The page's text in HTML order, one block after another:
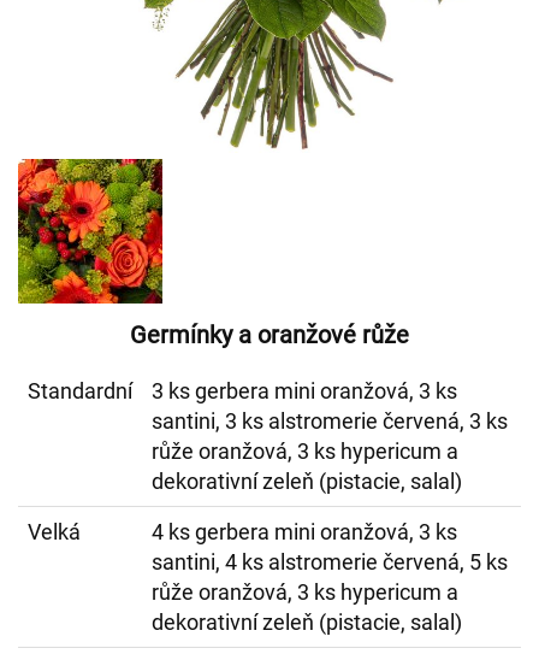
Germínky a oranžové růže
Standardní
3 ks gerbera mini oranžová, 3 ks
santini, 3 ks alstromerie červená, 3 ks
růže oranžová, 3 ks hypericum a
dekorativní zeleň (pistacie, salal)
Velká
4 ks gerbera mini oranžová, 3 ks
santini, 4 ks alstromerie červená, 5 ks
růže oranžová, 3 ks hypericum a
dekorativní zeleň (pistacie, salal)